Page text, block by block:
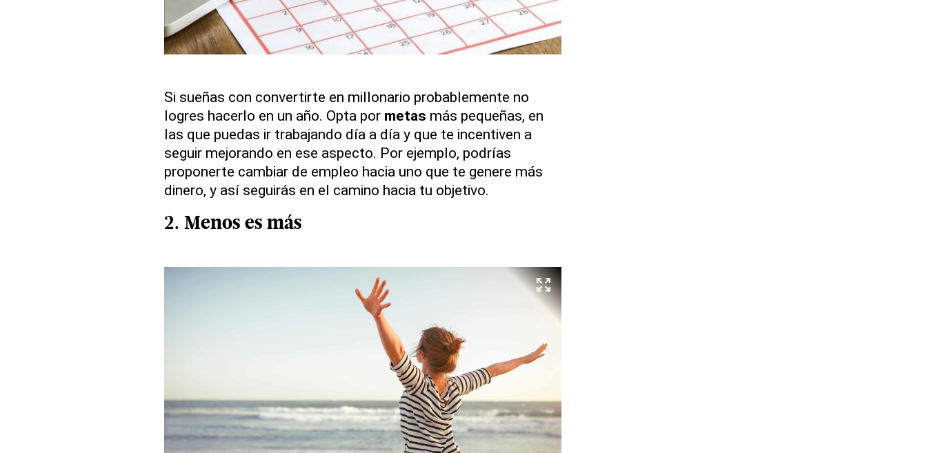
Si sueñas con convertirte en millonario probablemente no
logres hacerlo en un año. Opta por metas más pequeñas, en
las que puedas ir trabajando día a día y que te incentiven a
seguir mejorando en ese aspecto. Por ejemplo, podrías
proponerte cambiar de empleo hacia uno que te genere más
dinero, y así seguirás en el camino hacia tu objetivo.
2. Menos es más